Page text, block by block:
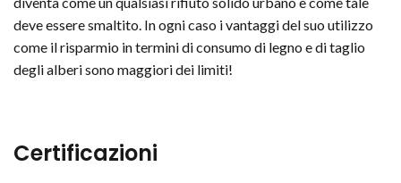
deve essere smaltito. In ogni caso i vantaggi del suo utilizzo
come il risparmio in termini di consumo di legno e di taglio
degli alberi sono maggiori dei limiti!
Certificazioni